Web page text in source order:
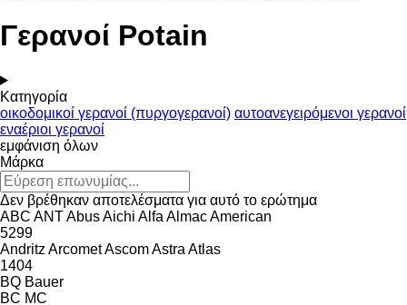
Γερανοί Potain
Κατηγορία
οικοδομικοί γερανοί (πυργογερανοί) αυτοανεγειρόμενοι γερανοί
εναέριοι γερανοί
εμφάνιση όλων
Μάρκα
Δεν βρέθηκαν αποτελέσματα για αυτό το ερώτημα
ABC ANTAbusAichi Alfa AlmacAmerican
5299
Andritz ArcometAscomAstra Atlas
1404
BQ Bauer
BC MC